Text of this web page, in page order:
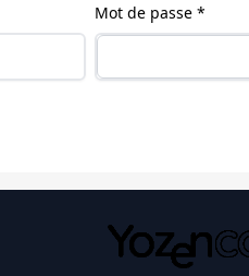
Mot de passe *